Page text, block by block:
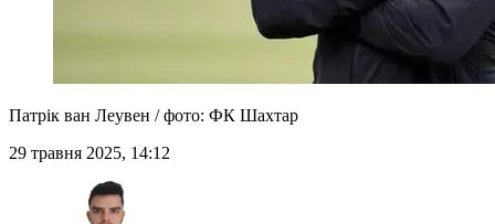
Патрік ван Леувен / фото: ФК Шахтар
29 травня 2025, 14:12